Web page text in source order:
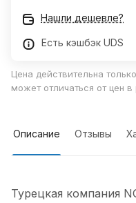
Нашли дешевле?
Есть кэшбэк UDS
Цена действительна
может отличаться от цен
Описание Отзывы
Турецкая компания